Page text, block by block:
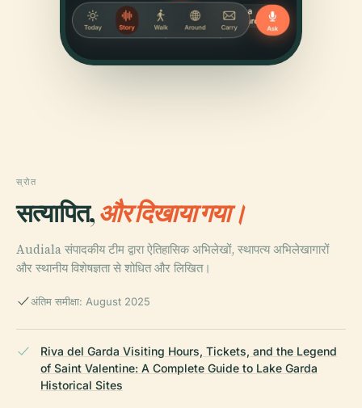
स्रोत
सत्यापित,और दिखाया गया।
Audiala संपादकीय टीम द्वारा ऐतिहासिक अभिलेखों, स्थापत्य अभिलेखागारों
और स्थानीय विशेषज्ञता से शोधित और लिखित।
अंतिम समीक्षा: August 2025
Riva del Garda Visiting Hours, Tickets, and the Legend
of Saint Valentine: A Complete Guide to Lake Garda
Historical Sites